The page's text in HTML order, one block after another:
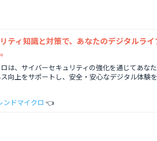
ティ知識と対策で、あなたのデジタルライ
は、サイバーセキュリティの強化を通じてあな
向上をサポートし、安全・安心なデジタル体験
ンドマイクロ 👈